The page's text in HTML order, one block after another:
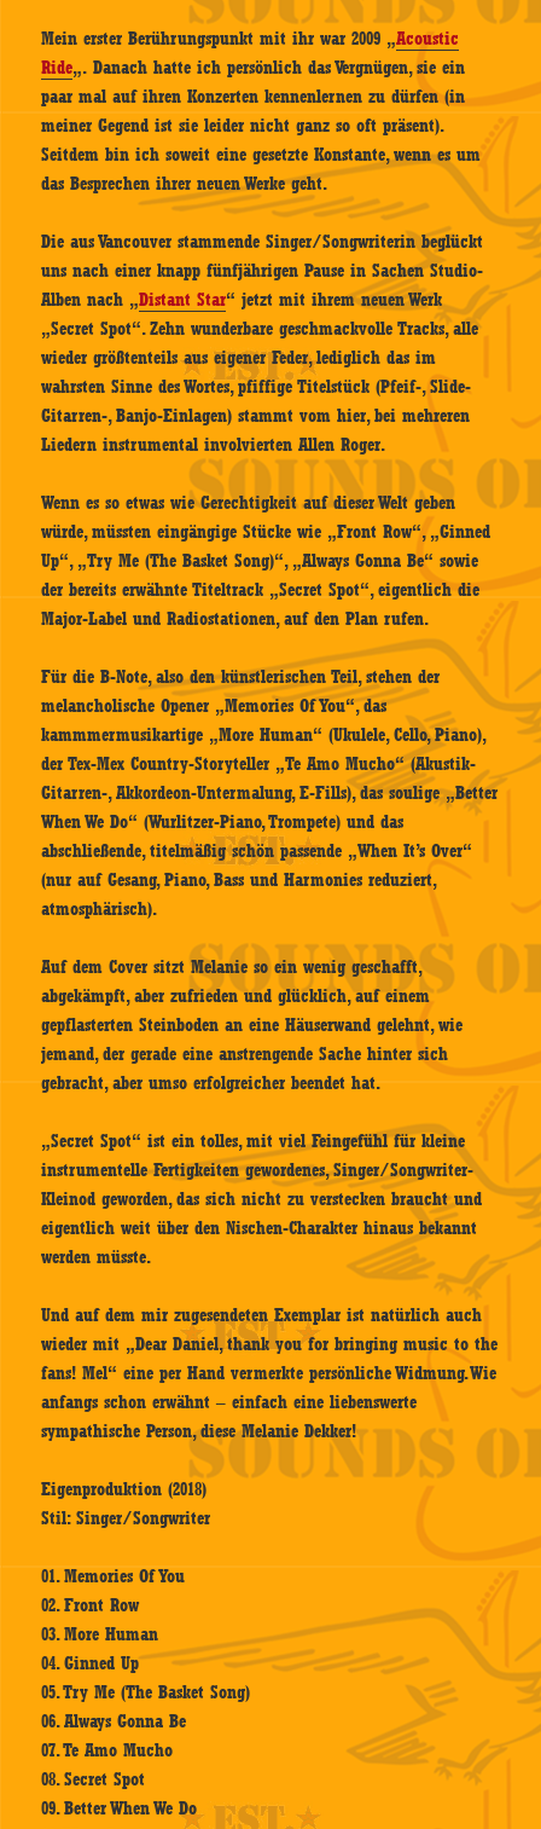
Mein erster Berührungspunkt mit ihr war 2009 „Acoustic
Ride„. Danach hatte ich persönlich das Vergnügen, sie ein
paar mal auf ihren Konzerten kennenlernen zu dürfen (in
meiner Gegend ist sie leider nicht ganz so oft präsent).
Seitdem bin ich soweit eine gesetzte Konstante, wenn es um
das Besprechen ihrer neuen Werke geht.
Die aus Vancouver stammende Singer/Songwriterin beglückt
uns nach einer knapp fünfjährigen Pause in Sachen Studio-
Alben nach „Distant Star“ jetzt mit ihrem neuen Werk
„Secret Spot“. Zehn wunderbare geschmackvolle Tracks, alle
wieder größtenteils aus eigener Feder, lediglich das im
wahrsten Sinne des Wortes, pfiffige Titelstück (Pfeif-, Slide-
Gitarren-, Banjo-Einlagen) stammt vom hier, bei mehreren
Liedern instrumental involvierten Allen Roger.
Wenn es so etwas wie Gerechtigkeit auf dieser Welt geben
würde, müssten eingängige Stücke wie „Front Row“, „Ginned
Up“, „Try Me (The Basket Song)“, „Always Gonna Be“ sowie
der bereits erwähnte Titeltrack „Secret Spot“, eigentlich die
Major-Label und Radiostationen, auf den Plan rufen.
Für die B-Note, also den künstlerischen Teil, stehen der
melancholische Opener „Memories Of You“, das
kammmermusikartige „More Human“ (Ukulele, Cello, Piano),
der Tex-Mex Country-Storyteller „Te Amo Mucho“ (Akustik-
Gitarren-, Akkordeon-Untermalung, E-Fills), das soulige „Better
When We Do“ (Wurlitzer-Piano, Trompete) und das
abschließende, titelmäßig schön passende „When It’s Over“
(nur auf Gesang, Piano, Bass und Harmonies reduziert,
atmosphärisch).
Auf dem Cover sitzt Melanie so ein wenig geschafft,
abgekämpft, aber zufrieden und glücklich, auf einem
gepflasterten Steinboden an eine Häuserwand gelehnt, wie
jemand, der gerade eine anstrengende Sache hinter sich
gebracht, aber umso erfolgreicher beendet hat.
„Secret Spot“ ist ein tolles, mit viel Feingefühl für kleine
instrumentelle Fertigkeiten gewordenes, Singer/Songwriter-
Kleinod geworden, das sich nicht zu verstecken braucht und
eigentlich weit über den Nischen-Charakter hinaus bekannt
werden müsste.
Und auf dem mir zugesendeten Exemplar ist natürlich auch
wieder mit „Dear Daniel, thank you for bringing music to the
fans! Mel“ eine per Hand vermerkte persönliche Widmung. Wie
anfangs schon erwähnt – einfach eine liebenswerte
sympathische Person, diese Melanie Dekker!
Eigenproduktion (2018)
Stil: Singer/Songwriter
01. Memories Of You
02. Front Row
03. More Human
04. Ginned Up
05. Try Me (The Basket Song)
06. Always Gonna Be
07. Te Amo Mucho
08. Secret Spot
09. Better When We Do